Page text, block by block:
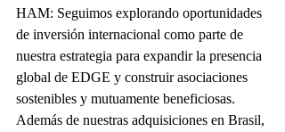
HAM: Seguimos explorando oportunidades
de inversión internacional como parte de
nuestra estrategia para expandir la presencia
global de EDGE y construir asociaciones
sostenibles y mutuamente beneficiosas.
Además de nuestras adquisiciones en Brasil,